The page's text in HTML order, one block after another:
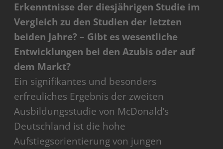
Erkenntnisse der diesjährigen Studie im
Vergleich zu den Studien der letzten
beiden Jahre? – Gibt es wesentliche
Entwicklungen bei den Azubis oder auf
dem Markt?
Ein signifikantes und besonders
erfreuliches Ergebnis der zweiten
Ausbildungsstudie von McDonald’s
Deutschland ist die hohe
Aufstiegsorientierung von jungen